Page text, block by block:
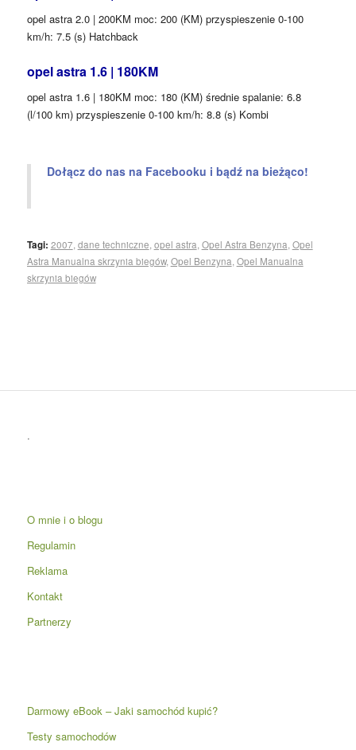
opel astra 2.0 | 200KM moc: 200 (KM) przyspieszenie 0-100
km/h: 7.5 (s) Hatchback
opel astra 1.6 | 180KM
opel astra 1.6 | 180KM moc: 180 (KM) średnie spalanie: 6.8
(l/100 km) przyspieszenie 0-100 km/h: 8.8 (s) Kombi
Dołącz do nas na Facebooku i bądź na bieżąco!
Tagi: 2007 dane techniczne opel astra Opel Astra Benzyna Opel
Astra Manualna skrzynia biegów, Opel Benzyna Opel Manualna
skrzynia biegów
.
O mnie i o blogu
Regulamin
Reklama
Kontakt
Partnerzy
Darmowy eBook – Jaki samochód kupić?
Testy samochodów